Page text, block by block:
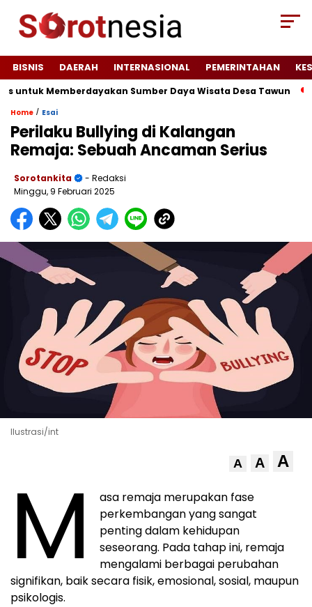
BISNIS DAERAH INTERNASIONAL PEMERINTAHAN
Memberdayakan Sumber Daya Wisata Desa Tawun
Home / Esai
Perilaku Bullying di Kalangan
Remaja: Sebuah Ancaman Serius
Sorotankita
- Redaksi
Minggu, 9 Februari 2025
Ilustrasi/int
A A A
M
asa remaja merupakan fase
perkembangan yang sangat
penting dalam kehidupan
seseorang. Pada tahap ini, remaja
mengalami berbagai perubahan
signifikan, baik secara fisik, emosional, sosial, maupun
psikologis.